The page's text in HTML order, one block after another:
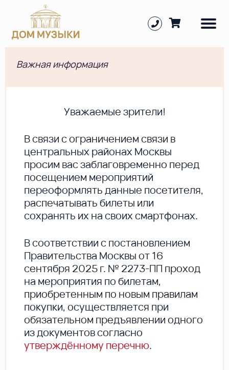
Важная информация
Уважаемые зрители!
В cвязи с ограничением связи в
центральных районах Москвы
просим вас заблаговременно перед
посещением мероприятий
переоформлять данные посетителя,
распечатывать билеты или
сохранять их на своих смартфонах.
В соответствии с постановлением
Правительства Москвы от 16
сентября 2025 г. № 2273-ПП проход
на мероприятия по билетам,
приобретенным по новым правилам
покупки, осуществляется при
обязательном предъявлении одного
из документов согласно
утверждённому перечню.